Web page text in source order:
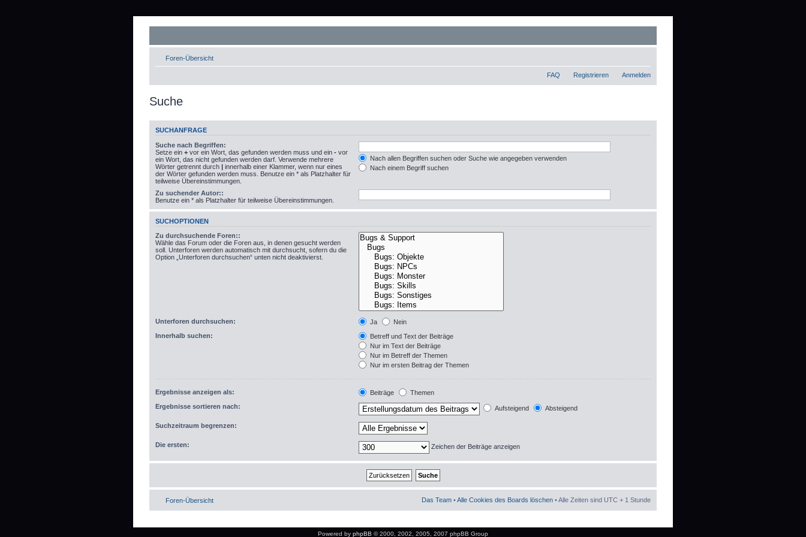
Foren-Übersicht
FAQ Registrieren Anmelden
Suche
SUCHANFRAGE
Suche nach Begriffen:
Setze ein + vor ein Wort, das gefunden werden muss und ein - vor
ein Wort, das nicht gefunden werden darf. Verwende mehrere
Wörter getrennt durch | innerhalb einer Klammer, wenn nur eines
der Wörter gefunden werden muss. Benutze ein * als Platzhalter für
teilweise Übereinstimmungen.
Nach allen Begriffen suchen oder Suche wie angegeben verwenden
Nach einem Begriff suchen
Zu suchender Autor::
Benutze ein * als Platzhalter für teilweise Übereinstimmungen.
SUCHOPTIONEN
Zu durchsuchende Foren::
Wähle das Forum oder die Foren aus, in denen gesucht werden
soll. Unterforen werden automatisch mit durchsucht, sofern du die
Option „Unterforen durchsuchen“ unten nicht deaktivierst.
Unterforen durchsuchen: Ja
Nein
Innerhalb suchen:
Betreff und Text der Beiträge
Nur im Text der Beiträge
Nur im Betreff der Themen
Nur im ersten Beitrag der Themen
Ergebnisse anzeigen als: Beiträge
Themen
Ergebnisse sortieren nach:
Aufsteigend Absteigend
Suchzeitraum begrenzen:
Die ersten: Zeichen der Beiträge anzeigen
Foren-Übersicht Das Team •Alle Cookies des Boards löschen • Alle Zeiten sind UTC + 1 Stunde
Powered by phpBB © 2000, 2002, 2005, 2007 phpBB Group